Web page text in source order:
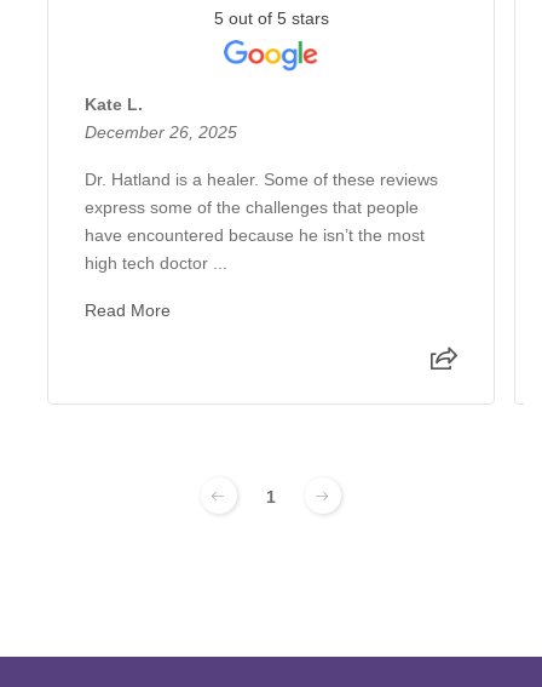
5 out of 5 stars
Kate L.
December 26, 2025
Dr. Hatland is a healer. Some of these reviews
express some of the challenges that people
have encountered because he isn’t the most
high tech doctor ...
Read More
1